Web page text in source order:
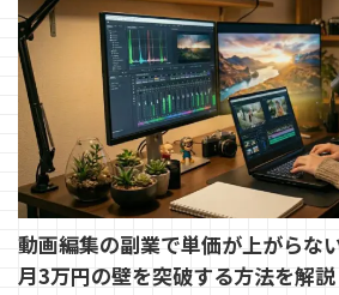
動画編集の副業で単価が上がらな
月3万円の壁を突破する方法を解説